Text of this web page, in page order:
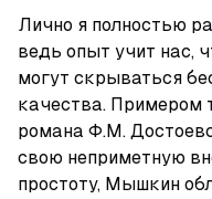
Лично я полностью
ведь опыт учит нас,
могут скрываться
качества. Примером
романа Ф.М.
свою неприметную
простоту, Мышкин